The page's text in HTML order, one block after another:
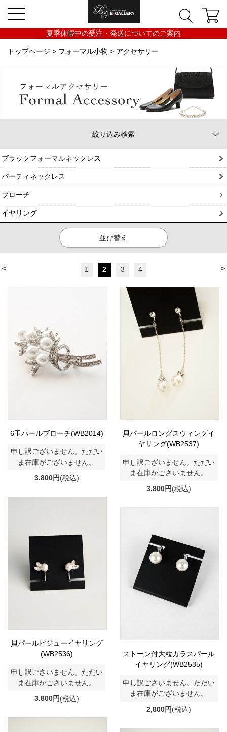
夏季休暇中の受注・発送についてのご案内
トップページ > フォーマル小物 > アクセサリー
絞り込み検索
ブラックフォーマルネックレス
パーティネックレス
ブローチ
イヤリング
並び替え
< >
1 2 3 4
6玉パールブローチ(WB2014)
申し訳ございません。ただい
ま在庫がございません。
3,800円(税込)
貝パールロングスウィングイ
ヤリング(WB2537)
申し訳ございません。ただい
ま在庫がございません。
3,800円(税込)
貝パールビジューイヤリング
(WB2536)
申し訳ございません。ただい
ま在庫がございません。
3,800円(税込)
ストーン付大粒ガラスパール
イヤリング(WB2535)
申し訳ございません。ただい
ま在庫がございません。
2,800円(税込)